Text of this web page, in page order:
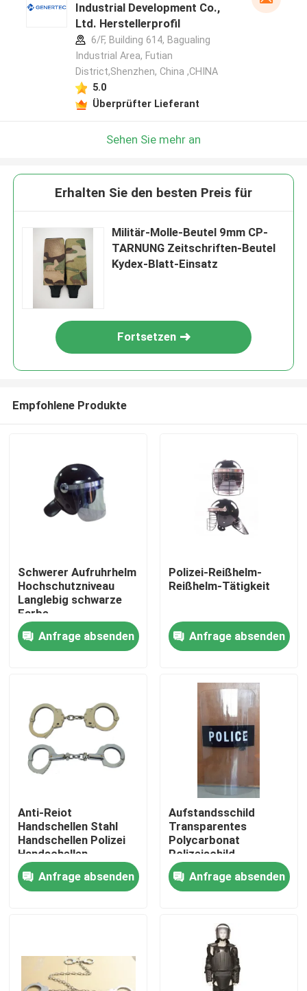
Zu Hause
Produkte
Über uns
Werksbesichtigung
Qualitätskontrolle
Neuigkeiten
Militärische taktische kugelsichere Weste
Industrial Development Co.,
Ltd. Herstellerprofil
6/F, Building 614, Bagualing
Industrial Area, Futian
District,Shenzhen, China ,CHINA
5.0
Überprüfter Lieferant
Sehen Sie mehr an
Erhalten Sie den besten Preis für
Militär-Molle-Beutel 9mm CP-
TARNUNG Zeitschriften-Beutel
Kydex-Blatt-Einsatz
Fortsetzen
Empfohlene Produkte
Schwerer Aufruhrhelm
Hochschutzniveau
Langlebig schwarze
Farbe
Anfrage absenden
Polizei-Reißhelm-
Reißhelm-Tätigkeit
Anfrage absenden
Anti-Reiot
Handschellen Stahl
Handschellen Polizei
Handschellen
Anfrage absenden
Aufstandsschild
Transparentes
Polycarbonat
Polizeischild
Anfrage absenden